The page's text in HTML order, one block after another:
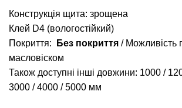
Конструкція щита: зрощена
Клей D4 (вологостійкий)
Покриття:
Без покриття / Можливість
масловіском
Також доступні інші довжини: 1000 /
3000 /4000 /5000 мм